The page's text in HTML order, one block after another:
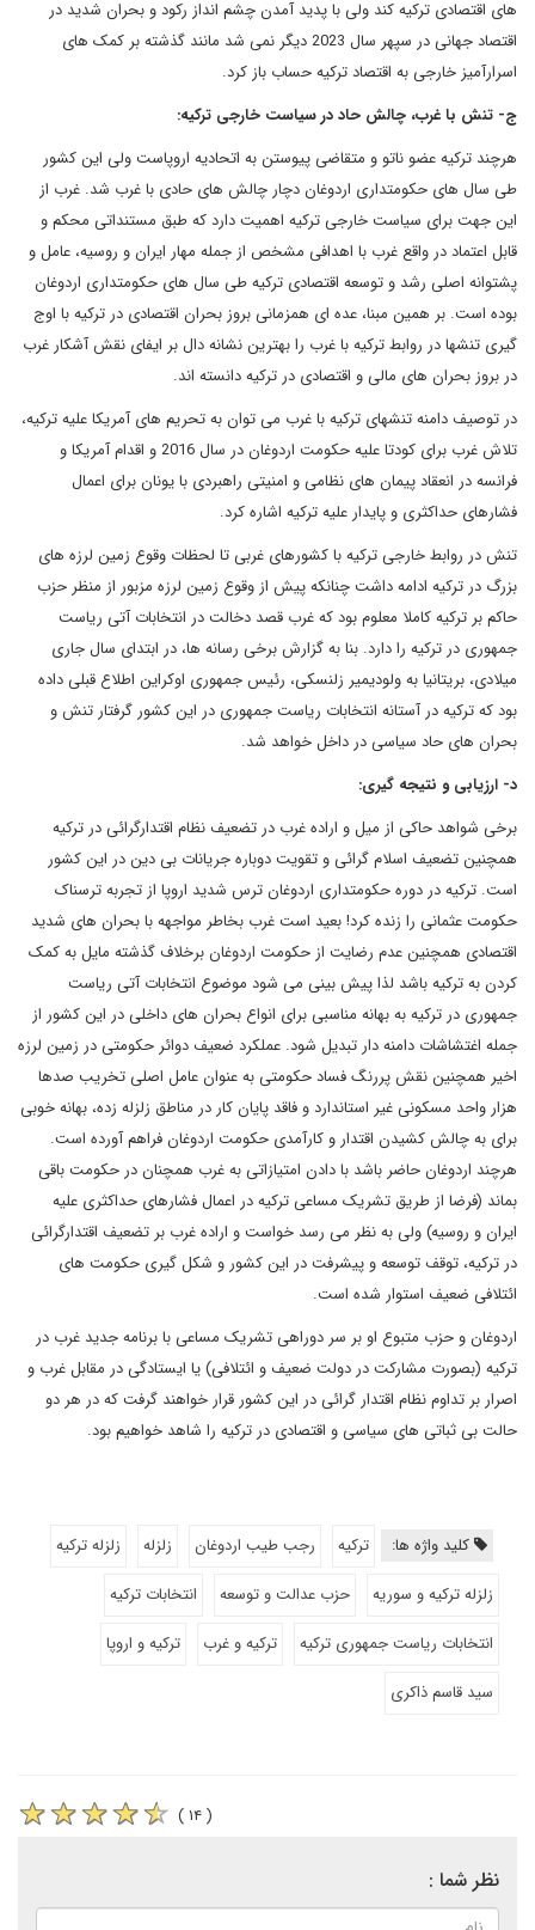
های اقتصادی ترکیه کند ولی با پدید آمدن چشم انداز رکود و بحران شدید در
اقتصاد جهانی در سپهر سال 2023 دیگر نمی شد مانند گذشته بر کمک های
اسرارآمیز خارجی به اقتصاد ترکیه حساب باز کرد.
ج- تنش با غرب، چالش حاد در سیاست خارجی ترکیه:
هرچند ترکیه عضو ناتو و متقاضی پیوستن به اتحادیه اروپاست ولی این کشور
طی سال های حکومتداری اردوغان دچار چالش های حادی با غرب شد. غرب از
این جهت برای سیاست خارجی ترکیه اهمیت دارد که طبق مستنداتی محکم و
قابل اعتماد در واقع غرب با اهدافی مشخص از جمله مهار ایران و روسیه، عامل و
پشتوانه اصلی رشد و توسعه اقتصادی ترکیه طی سال های حکومتداری اردوغان
بوده است. بر همین مبنا، عده ای همزمانی بروز بحران اقتصادی در ترکیه با اوج
گیری تنشها در روابط ترکیه با غرب را بهترین نشانه دال بر ایفای نقش آشکار غرب
در بروز بحران های مالی و اقتصادی در ترکیه دانسته اند.
در توصیف دامنه تنشهای ترکیه با غرب می توان به تحریم های آمریکا علیه ترکیه،
تلاش غرب برای کودتا علیه حکومت اردوغان در سال 2016 و اقدام آمریکا و
فرانسه در انعقاد پیمان های نظامی و امنیتی راهبردی با یونان برای اعمال
فشارهای حداکثری و پایدار علیه ترکیه اشاره کرد.
تنش در روابط خارجی ترکیه با کشورهای غربی تا لحظات وقوع زمین لرزه های
بزرگ در ترکیه ادامه داشت چنانکه پیش از وقوع زمین لرزه مزبور از منظر حزب
حاکم بر ترکیه کاملا معلوم بود که غرب قصد دخالت در انتخابات آتی ریاست
جمهوری در ترکیه را دارد. بنا به گزارش برخی رسانه ها، در ابتدای سال جاری
میلادی، بریتانیا به ولودیمیر زلنسکی، رئیس جمهوری اوکراین اطلاع قبلی داده
بود که ترکیه در آستانه انتخابات ریاست جمهوری در این کشور گرفتار تنش و
بحران های حاد سیاسی در داخل خواهد شد.
د- ارزیابی و نتیجه گیری:
برخی شواهد حاکی از میل و اراده غرب در تضعیف نظام اقتدارگرائی در ترکیه
همچنین تضعیف اسلام گرائی و تقویت دوباره جریانات بی دین در این کشور
است. ترکیه در دوره حکومتداری اردوغان ترس شدید اروپا از تجربه ترسناک
حکومت عثمانی را زنده کرد! بعید است غرب بخاطر مواجهه با بحران های شدید
اقتصادی همچنین عدم رضایت از حکومت اردوغان برخلاف گذشته مایل به کمک
کردن به ترکیه باشد لذا پیش بینی می شود موضوع انتخابات آتی ریاست
جمهوری در ترکیه به بهانه مناسبی برای انواع بحران های داخلی در این کشور از
جمله اغتشاشات دامنه دار تبدیل شود. عملکرد ضعیف دوائر حکومتی در زمین لرزه
اخیر همچنین نقش پررنگ فساد حکومتی به عنوان عامل اصلی تخریب صدها
هزار واحد مسکونی غیر استاندارد و فاقد پایان کار در مناطق زلزله زده، بهانه خوبی
برای به چالش کشیدن اقتدار و کارآمدی حکومت اردوغان فراهم آورده است.
هرچند اردوغان حاضر باشد با دادن امتیازاتی به غرب همچنان در حکومت باقی
بماند (فرضا از طریق تشریک مساعی ترکیه در اعمال فشارهای حداکثری علیه
ایران و روسیه) ولی به نظر می رسد خواست و اراده غرب بر تضعیف اقتدارگرائی
در ترکیه، توقف توسعه و پیشرفت در این کشور و شکل گیری حکومت های
ائتلافی ضعیف استوار شده است.
اردوغان و حزب متبوع او بر سر دوراهی تشریک مساعی با برنامه جدید غرب در
ترکیه (بصورت مشارکت در دولت ضعیف و ائتلافی) یا ایستادگی در مقابل غرب و
اصرار بر تداوم نظام اقتدار گرائی در این کشور قرار خواهند گرفت که در هر دو
حالت بی ثباتی های سیاسی و اقتصادی در ترکیه را شاهد خواهیم بود.
کلید واژه ها: ترکیه رجب طیب اردوغان زلزله
زلزله ترکیه
زلزله ترکیه و سوریه
حزب عدالت و توسعه
انتخابات ترکیه
انتخابات ریاست جمهوری ترکیه
ترکیه و غرب
ترکیه و اروپا
سید قاسم ذاکری
( ۱۴ )
نظر شما :